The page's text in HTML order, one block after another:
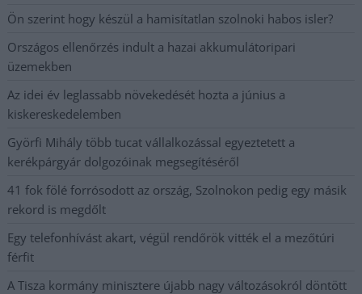
Ön szerint hogy készül a hamisítatlan szolnoki habos isler?
Országos ellenőrzés indult a hazai akkumulátoripari
üzemekben
Az idei év leglassabb növekedését hozta a június a
kiskereskedelemben
Györfi Mihály több tucat vállalkozással egyeztetett a
kerékpárgyár dolgozóinak megsegítéséről
41 fok fölé forrósodott az ország, Szolnokon pedig egy másik
rekord is megdőlt
Egy telefonhívást akart, végül rendőrök vitték el a mezőtúri
férfit
A Tisza kormány minisztere újabb nagy változásokról döntött